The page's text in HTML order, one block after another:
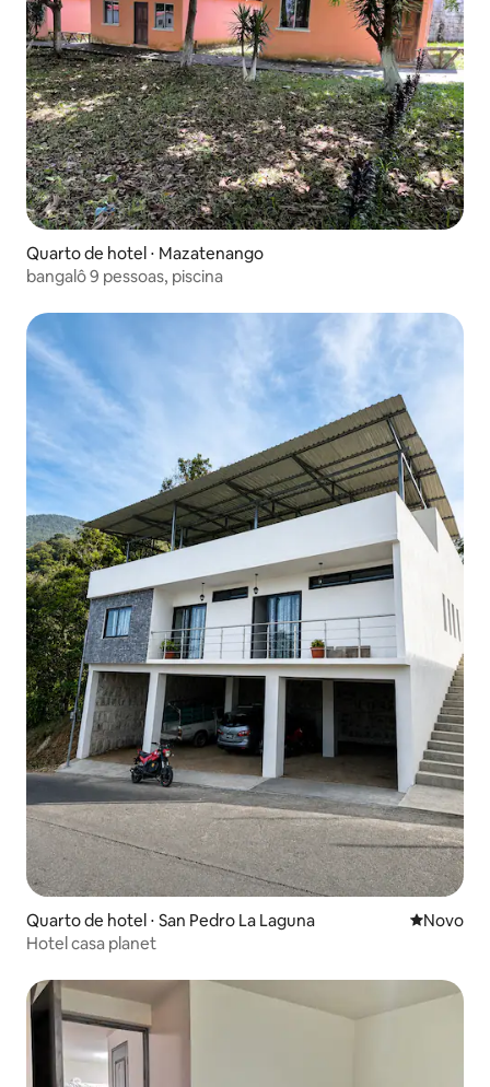
Quarto de hotel ⋅ Mazatenango
bangalô 9 pessoas, piscina
Quarto de hotel ⋅ San Pedro La Laguna Novo
Novo
Hotel casa planet